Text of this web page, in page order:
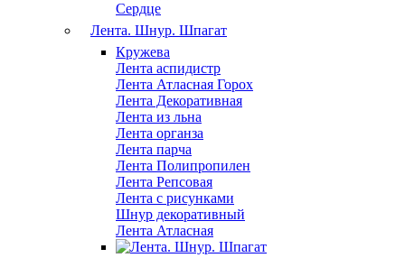
Сердце
Лента. Шнур. Шпагат
Кружева
Лента аспидистр
Лента Атласная Горох
Лента Декоративная
Лента из льна
Лента органза
Лента парча
Лента Полипропилен
Лента Репсовая
Лента с рисунками
Шнур декоративный
Лента Атласная